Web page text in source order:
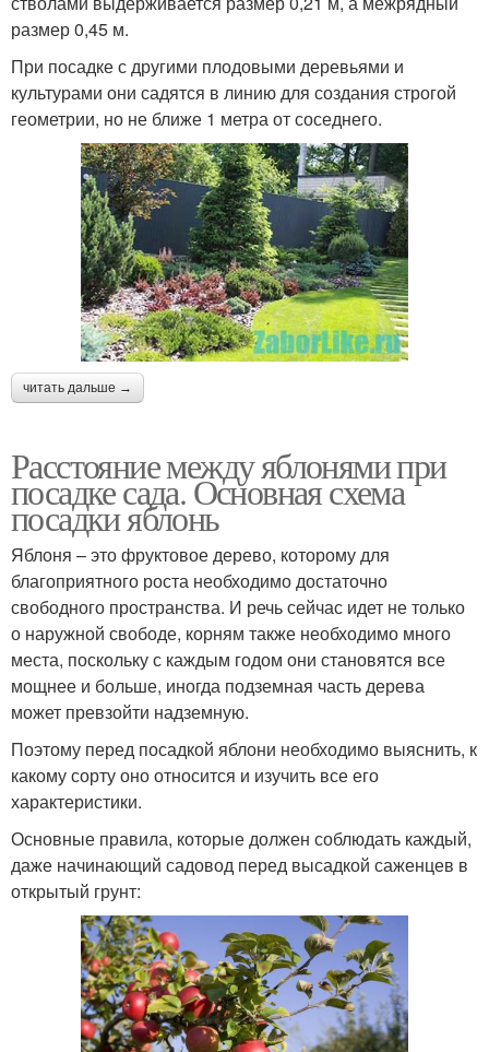
размер 0,45 м.
При посадке с другими плодовыми деревьями и
культурами они садятся в линию для создания строгой
геометрии, но не ближе 1 метра от соседнего.
читать дальше →
Расстояние между яблонями при
посадке сада. Основная схема
посадки яблонь
Яблоня – это фруктовое дерево, которому для
благоприятного роста необходимо достаточно
свободного пространства. И речь сейчас идет не только
о наружной свободе, корням также необходимо много
места, поскольку с каждым годом они становятся все
мощнее и больше, иногда подземная часть дерева
может превзойти надземную.
Поэтому перед посадкой яблони необходимо выяснить, к
какому сорту оно относится и изучить все его
характеристики.
Основные правила, которые должен соблюдать каждый,
даже начинающий садовод перед высадкой саженцев в
открытый грунт: